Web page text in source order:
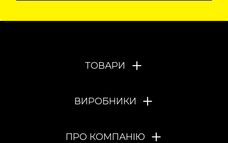
ТОВАРИ
ВИРОБНИКИ
ПРО КОМПАНІЮ